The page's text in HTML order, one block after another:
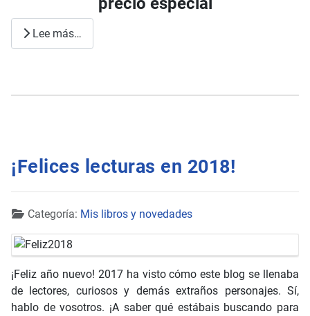
Lee más…
¡Felices lecturas en 2018!
Detalles
Categoría: Mis libros y novedades
¡Feliz año nuevo! 2017 ha visto cómo este blog se llenaba
de lectores, curiosos y demás extraños personajes. Sí,
hablo de vosotros. ¡A saber qué estábais buscando para